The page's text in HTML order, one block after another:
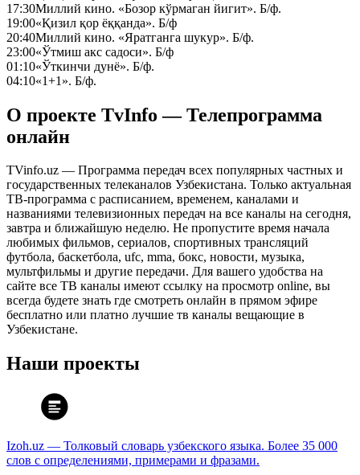
17:30Миллий кино. «Бозор кўрмаган йигит». Б/ф.
19:00«Қизил қор ёққанда». Б/ф
20:40Миллий кино. «Яратганга шукур». Б/ф.
23:00«Ўтмиш акс садоси». Б/ф
01:10«Ўткинчи дунё». Б/ф.
04:10«1+1». Б/ф.
О проекте TvInfo — Телепрограмма
онлайн
TVinfo.uz — Программа передач всех популярных частных и
государственных телеканалов Узбекистана. Только актуальная
ТВ-программа с расписанием, временем, каналами и
названиями телевизионных передач на все каналы на сегодня,
завтра и ближайшую неделю. Не пропустите время начала
любимых фильмов, сериалов, спортивных трансляций
футбола, баскетбола, ufc, mma, бокс, новости, музыка,
мультфильмы и другие передачи. Для вашего удобства на
сайте все ТВ каналы имеют ссылку на просмотр online, вы
всегда будете знать где смотреть онлайн в прямом эфире
бесплатно или платно лучшие тв каналы вещающие в
Узбекистане.
Наши проекты
Izoh.uz — Толковый словарь узбекского языка. Более 35 000
слов с определениями, примерами и фразами.